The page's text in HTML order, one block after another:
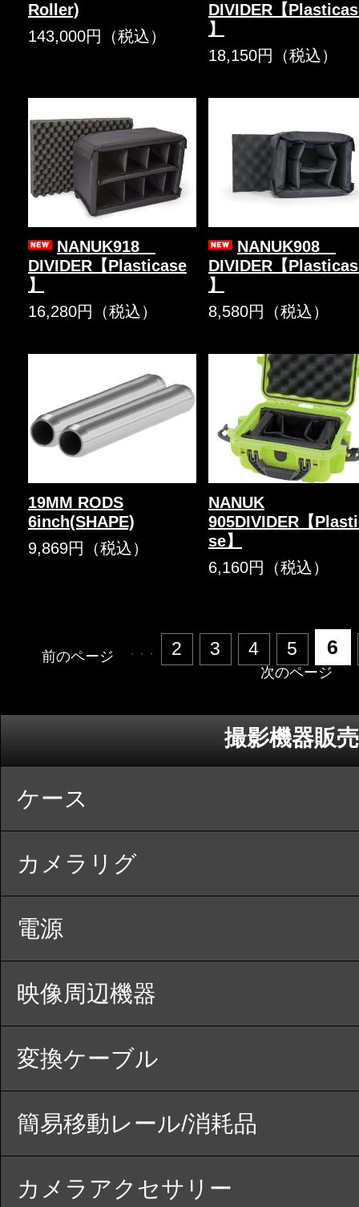
Roller)
143,000円（税込）
DIVIDER【
】
18,150円（税込）
NANUK918
DIVIDER【Plasticase
】
16,280円（税込）
NANUK908
DIVIDER【
】
8,580円（税込）
19MM RODS
6inch(SHAPE)
9,869円（税込）
NANUK
905DIVIDER【
se】
6,160円（税込）
前のページ ・・・ 2 3 4 5 6
次のページ
撮影機器販売
ケース
カメラリグ
電源
映像周辺機器
変換ケーブル
簡易移動レール/消耗品
カメラアクセサリー